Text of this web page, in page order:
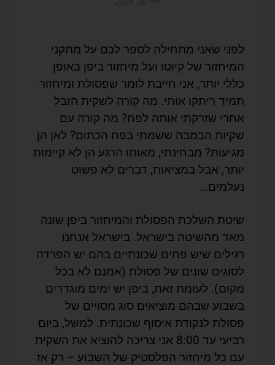
לפני שאני מתחילה לספר לכם על מתקני
המיחזור של קיוטו ועל מיחזור ביפן באופן
כללי יותר, אני חייבת לומר שפסולת ומיחזור
תמיד ריתקו אותי. מה קורה לשקית הזבל
אחרי שזרקתי אותה לפח? מה קורה עם
שקיות הבמבה ששמתי בפח הכתום? לאן הן
מגיעות? מבחינתי, מאותו הרגע הן לא קיימות
יותר, אבל במציאות, דברים לא פשוט
נעלמים…
שיטת השלכת הפסולת והמיחזור ביפן שונה
מאד מהשיטה בישראל. בישראל אנחנו
רגילים שיש פחים שכונתיים בהם יש הפרדה
לסוגים שונים של פסולת (אמנם לא בכל
מקום). לעומת זאת, ביפן יש ימים מוגדרים
בשבוע שבהם מוציאים סוג מסויים של
פסולת לנקודת איסוף שכונתית. למשל, ביום
רביעי עד 8:00 אני צריכה להוציא את השקית
עם כל מיחזור הפלסטיק של השבוע – רק אז